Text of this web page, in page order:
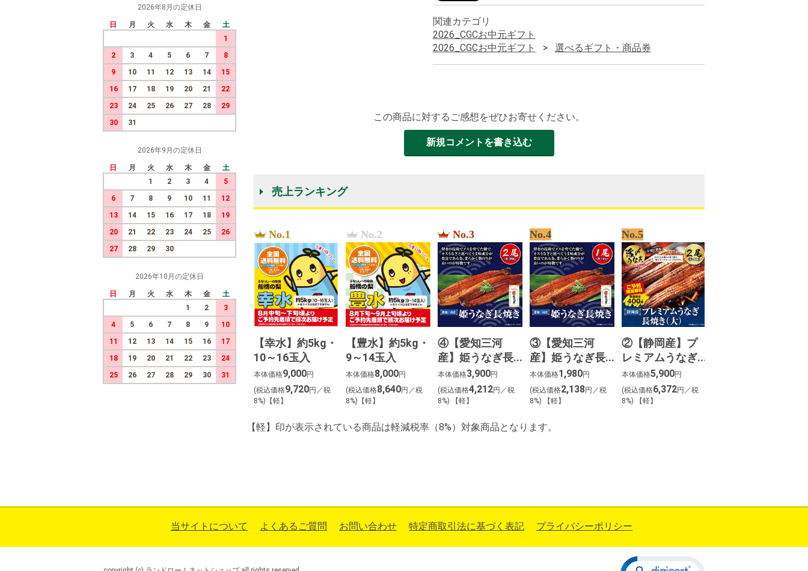
2026年8月の定休日
日 月 火 水 木 金
土
1
2
3 4 5 6 7
8
9
10 11 12 13 14
15
16
17 18 19 20 21
22
23
24 25 26 27 28
29
30
31
2026年9月の定休日
日 月 火 水 木 金
土
1
2 3 4
5
6
7 8 9 10 11
12
13
14 15 16 17 18
19
20
21 22 23 24 25
26
27
28 29 30
2026年10月の定休日
日 月 火 水 木 金
土
1
2
3
4
5 6 7 8 9
10
11
12 13 14 15 16
17
18
19 20 21 22 23
24
25
26 27 28 29 30 31
関連カテゴリ
2026_CGCお中元ギフト
2026_CGCお中元ギフト
選べるギフト・商品券
この商品に対するご感想をぜひお寄せください。
新規コメントを書き込む
売上ランキング
No.1
【幸水】約5kg・
10～16玉入
本体価格9,000円
(税込価格9,720円／税
8%)【軽】
No.2
【豊水】約5kg・
9～14玉入
本体価格8,000円
(税込価格8,640円／税
8%)【軽】
No.3
④【愛知三河
産】姫うなぎ長
焼き（２尾）
本体価格3,900円
(税込価格4,212円／税
8%) 【軽】
No.4
③【愛知三河
産】姫うなぎ長
焼き（１尾）
本体価格1,980円
(税込価格2,138円／税
8%) 【軽】
No.5
②【静岡産】プ
レミアムうなぎ
長焼き 大（2
尾）
本体価格5,900円
(税込価格6,372円／税
8%) 【軽】
【軽】印が表示されている商品は軽減税率（8%）対象商品となります。
当サイトについて よくあるご質問 お問い合わせ 特定商取引法に基づく表記 プライバシーポリシー